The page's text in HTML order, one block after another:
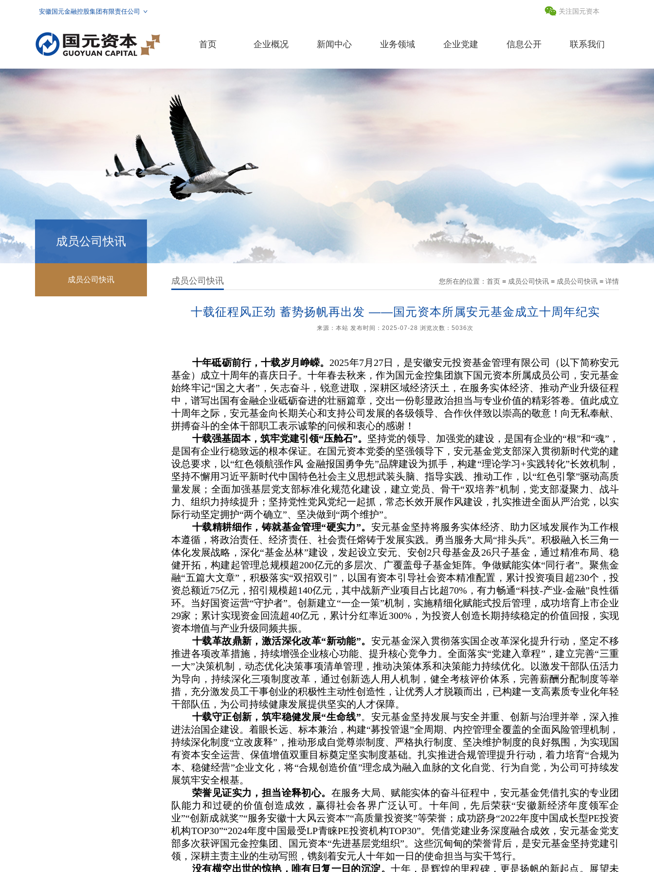
安徽国元金融控股集团有限责任公司 关注国元资本
首页 企业概况 新闻中心 业务领域 企业党建 信息公开 联系我们
成员公司快讯
成员公司快讯 成员公司快讯 您所在的位置： 首页 ≡ 成员公司快讯 ≡ 成员公司快讯 ≡ 详情
十载征程风正劲 蓄势扬帆再出发 ——国元资本所属安元基金成立十周年纪实
来源：本站 发布时间：2025-07-28 浏览次数： 5036 次
十年砥砺前行，十载岁月峥嵘。 2025年7月27日，是安徽安元投资基金管理有限公司（以下简称安元
基金）成立十周年的喜庆日子。十年春去秋来，作为国元金控集团旗下国元资本所属成员公司，安元基金
始终牢记“国之大者”，矢志奋斗，锐意进取，深耕区域经济沃土，在服务实体经济、推动产业升级征程
中，谱写出国有金融企业砥砺奋进的壮丽篇章，交出一份彰显政治担当与专业价值的精彩答卷。值此成立
十周年之际，安元基金向长期关心和支持公司发展的各级领导、合作伙伴致以崇高的敬意！向无私奉献、
拼搏奋斗的全体干部职工表示诚挚的问候和衷心的感谢！
十载强基固本，筑牢党建引领“压舱石”。 坚持党的领导、加强党的建设，是国有企业的“根”和“魂”，
是国有企业行稳致远的根本保证。在国元资本党委的坚强领导下，安元基金党支部深入贯彻新时代党的建
设总要求，以“红色领航强作风 金融报国勇争先”品牌建设为抓手，构建“理论学习+实践转化”长效机制，
坚持不懈用习近平新时代中国特色社会主义思想武装头脑、指导实践、推动工作，以“红色引擎”驱动高质
量发展；全面加强基层党支部标准化规范化建设，建立党员、骨干“双培养”机制，党支部凝聚力、战斗
力、组织力持续提升；坚持党性党风党纪一起抓，常态长效开展作风建设，扎实推进全面从严治党，以实
际行动坚定拥护“两个确立”、坚决做到“两个维护”。
十载精耕细作，铸就基金管理“硬实力”。 安元基金坚持将服务实体经济、助力区域发展作为工作根
本遵循，将政治责任、经济责任、社会责任熔铸于发展实践。勇当服务大局“排头兵”。积极融入长三角一
体化发展战略，深化“基金丛林”建设，发起设立安元、安创2只母基金及26只子基金，通过精准布局、稳
健开拓，构建起管理总规模超200亿元的多层次、广覆盖母子基金矩阵。争做赋能实体“同行者”。聚焦金
融“五篇大文章”，积极落实“双招双引”，以国有资本引导社会资本精准配置，累计投资项目超230个，投
资总额近75亿元，招引规模超140亿元，其中战新产业项目占比超70%，有力畅通“科技-产业-金融”良性循
环。当好国资运营“守护者”。创新建立“一企一策”机制，实施精细化赋能式投后管理，成功培育上市企业
29家；累计实现资金回流超40亿元，累计分红率近300%，为投资人创造长期持续稳定的价值回报，实现
资本增值与产业升级同频共振。
十载革故鼎新，激活深化改革“新动能”。 安元基金深入贯彻落实国企改革深化提升行动，坚定不移
推进各项改革措施，持续增强企业核心功能、提升核心竞争力。全面落实“党建入章程”，建立完善“三重
一大”决策机制，动态优化决策事项清单管理，推动决策体系和决策能力持续优化。以激发干部队伍活力
为导向，持续深化三项制度改革，通过创新选人用人机制，健全考核评价体系，完善薪酬分配制度等举
措，充分激发员工干事创业的积极性主动性创造性，让优秀人才脱颖而出，已构建一支高素质专业化年轻
干部队伍，为公司持续健康发展提供坚实的人才保障。
十载守正创新，筑牢稳健发展“生命线”。安元基金坚持发展与安全并重、创新与治理并举，深入推
进法治国企建设。着眼长远、标本兼治，构建“募投管退”全周期、内控管理全覆盖的全面风险管理机制，
持续深化制度“立改废释”，推动形成自觉尊崇制度、严格执行制度、坚决维护制度的良好氛围，为实现国
有资本安全运营、保值增值双重目标奠定坚实制度基础。扎实推进合规管理提升行动，着力培育“合规为
本、稳健经营”企业文化，将“合规创造价值”理念成为融入血脉的文化自觉、行为自觉，为公司可持续发
展筑牢安全根基。
荣誉见证实力，担当诠释初心。 在服务大局、赋能实体的奋斗征程中，安元基金凭借扎实的专业团
队能力和过硬的价值创造成效，赢得社会各界广泛认可。十年间，先后荣获“安徽新经济年度领军企
业”“创新成就奖”“服务安徽十大风云资本”“高质量投资奖”等荣誉；成功跻身“2022年度中国成长型PE投资
机构TOP30”“2024年度中国最受LP青睐PE投资机构TOP30”。凭借党建业务深度融合成效，安元基金党支
部多次获评国元金控集团、国元资本“先进基层党组织”。这些沉甸甸的荣誉背后，是安元基金坚持党建引
领，深耕主责主业的生动写照，镌刻着安元人十年如一日的使命担当与实干笃行。
没有横空出世的惊艳，唯有日复一日的沉淀。十年，是辉煌的里程碑，更是扬帆的新起点。展望未